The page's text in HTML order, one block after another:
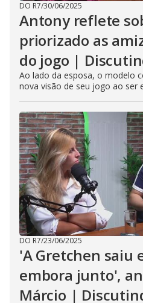
DO R7/30/06/2025
Antony reflete
priorizado as
do jogo |
Ao lado da esposa, o modelo
nova visão de seu jogo ao ser
DO R7/23/06/2025
'A Gretchen saiu
embora junto',
Márcio |